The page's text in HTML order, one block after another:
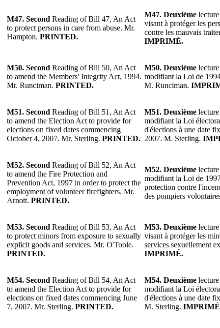
M47. Second Reading of Bill 47, An Act
to protect persons in care from abuse. Mr.
Hampton. PRINTED.
M47. Deuxième
visant à protéger les
contre les mauvais
IMPRIMÉ.
M50. Second Reading of Bill 50, An Act
to amend the Members' Integrity Act, 1994.
Mr. Runciman. PRINTED.
M50. Deuxième
modifiant la Loi de
M. Runciman.
M51. Second Reading of Bill 51, An Act
to amend the Election Act to provide for
elections on fixed dates commencing
October 4, 2007. Mr. Sterling. PRINTED.
M51. Deuxième
modifiant la Loi
d'élections à une date
2007. M. Sterling.
M52. Second Reading of Bill 52, An Act
to amend the Fire Protection and
Prevention Act, 1997 in order to protect the
employment of volunteer firefighters. Mr.
Arnott. PRINTED.
M52. Deuxième
modifiant la Loi de
protection contre
des pompiers
M53. Second Reading of Bill 53, An Act
to protect minors from exposure to sexually
explicit goods and services. Mr. O'Toole.
PRINTED.
M53. Deuxième
visant à protéger les
services sexuellement
IMPRIMÉ.
M54. Second Reading of Bill 54, An Act
to amend the Election Act to provide for
elections on fixed dates commencing June
7, 2007. Mr. Sterling. PRINTED.
M54. Deuxième
modifiant la Loi
d'élections à une date
M. Sterling.